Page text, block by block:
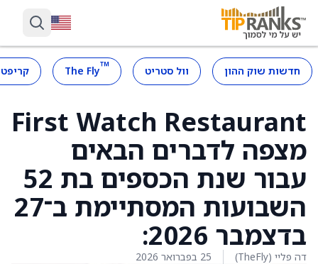
חדשות שוק ההון וול סטריט ™
The Fly
First Watch Restaurant
מצפה לדברים הבאים
עבור שנת הכספים בת 52
השבועות המסתיימת ב־27
בדצמבר 2026:
דה פליי (TheFly) 25 בפברואר 2026